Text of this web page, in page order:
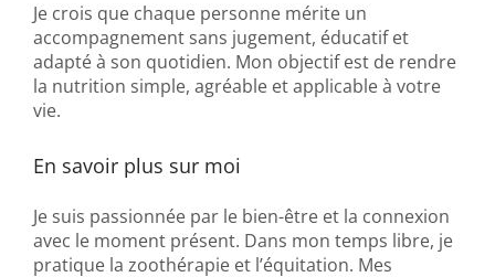
Je crois que chaque personne mérite un
accompagnement sans jugement, éducatif et
adapté à son quotidien. Mon objectif est de rendre
la nutrition simple, agréable et applicable à votre
vie.
En savoir plus sur moi
Je suis passionnée par le bien-être et la connexion
avec le moment présent. Dans mon temps libre, je
pratique la zoothérapie et l’équitation. Mes